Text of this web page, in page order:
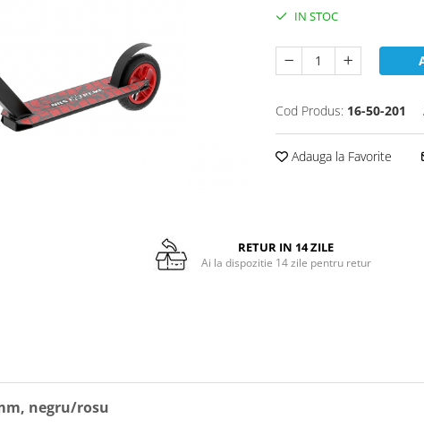
IN STOC
Cod Produs: 16-50-201
Adauga la Favorite
RETUR IN 14 ZILE
Ai la dispozitie 14 zile pentru retur
negru/rosu